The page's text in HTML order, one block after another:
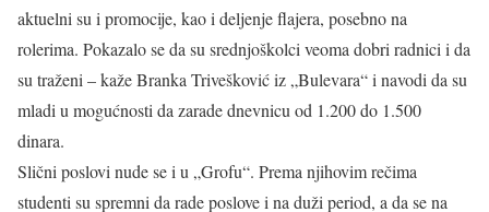
aktuelni su i promocije, kao i deljenje flajera, posebno na
rolerima. Pokazalo se da su srednjoškolci veoma dobri radnici i da
su traženi – kaže Branka Trivešković iz „Bulevara“ i navodi da su
mladi u mogućnosti da zarade dnevnicu od 1.200 do 1.500
dinara.
Slični poslovi nude se i u „Grofu“. Prema njihovim rečima
studenti su spremni da rade poslove i na duži period, a da se na